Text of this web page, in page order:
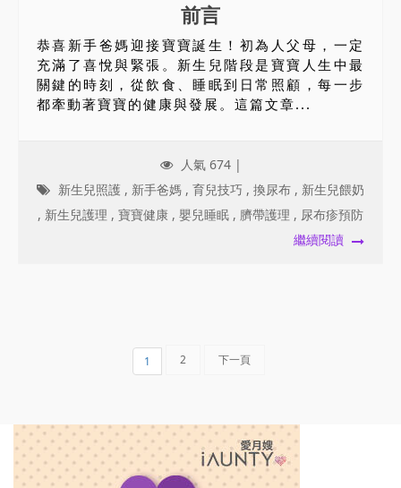
前言
恭喜新手爸媽迎接寶寶誕生！初為人父母，一定
充滿了喜悅與緊張。新生兒階段是寶寶人生中最
關鍵的時刻，從飲食、睡眠到日常照顧，每一步
都牽動著寶寶的健康與發展。這篇文章...
人氣 674 |
新生兒照護 , 新手爸媽 , 育兒技巧 , 換尿布 , 新生兒餵奶
, 新生兒護理 , 寶寶健康 , 嬰兒睡眠 , 臍帶護理 , 尿布疹預防
繼續閱讀
1 2 下一頁